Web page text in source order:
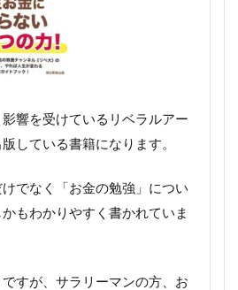
響を受けているリベラルアー
している書籍になります。
でなく「お金の勉強」につい
もわかりやすく書かれていま
すが、サラリーマンの方、お